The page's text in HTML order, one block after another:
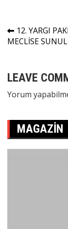
Yazı
gezinmesi
12. YARGI
MECLİSE
LEAVE
Yorum
MAGAZIN